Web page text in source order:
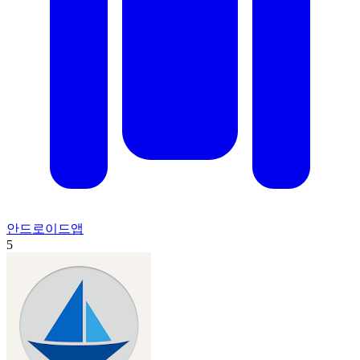
안드로이드앱
5